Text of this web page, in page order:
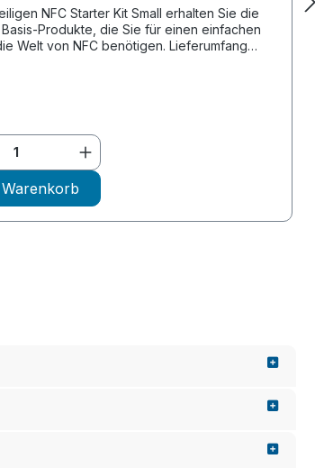
die Anzahl zu erhöhen oder
NFC Starter Kit Small erhalten Sie die
Produkte, die Sie für einen einfachen
Welt von NFC benötigen. Lieferumfang
Anzahl: Gib den